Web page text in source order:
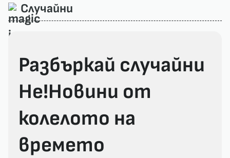
Случайни
Разбъркай случайни
Не!Новини от
колелото на
времето